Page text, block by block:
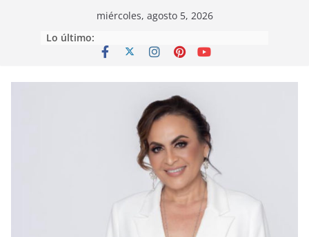
miércoles, agosto 5, 2026
Lo último: